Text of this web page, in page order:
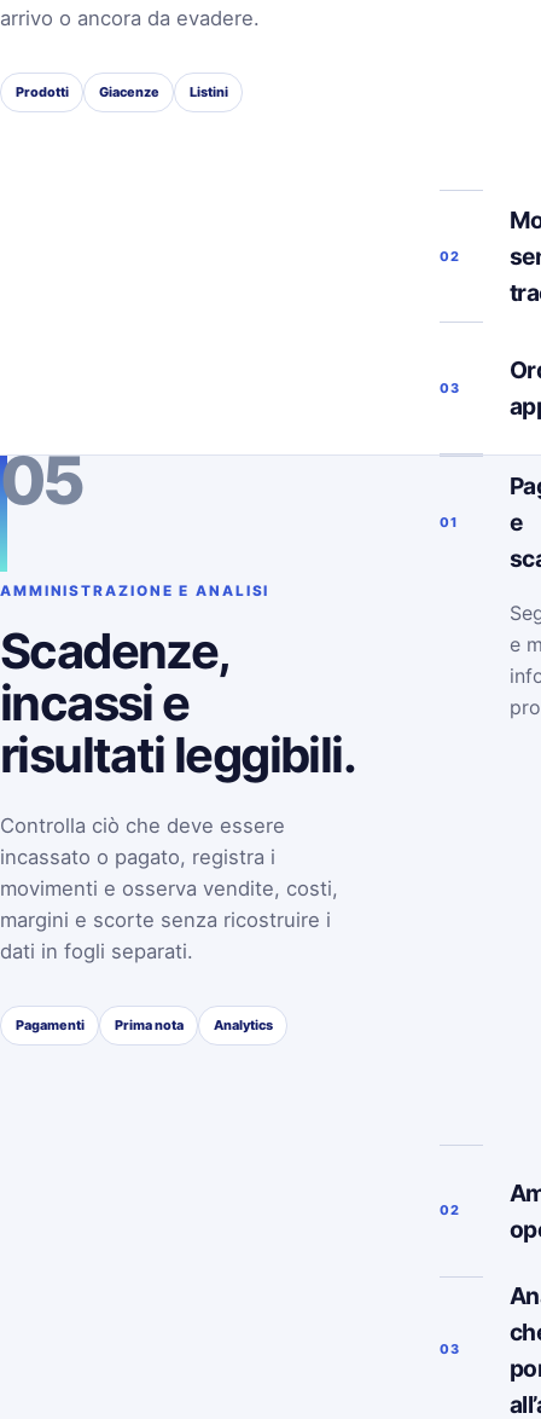
arrivo o ancora da evadere.
Prodotti Giacenze Listini
02
03
05
AMMINISTRAZIONE E ANALISI
Scadenze,
incassi e
risultati leggibili.
Controlla ciò che deve essere
incassato o pagato, registra i
movimenti e osserva vendite, costi,
margini e scorte senza ricostruire i
dati in fogli separati.
Pagamenti Prima nota Analytics
01
e
e
02
03